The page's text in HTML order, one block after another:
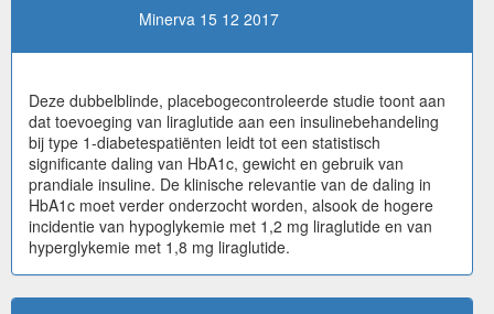
Minerva 15 12 2017
Deze dubbelblinde, placebogecontroleerde studie toont aan
dat toevoeging van liraglutide aan een insulinebehandeling
bij type 1-diabetespatiënten leidt tot een statistisch
significante daling van HbA1c, gewicht en gebruik van
prandiale insuline. De klinische relevantie van de daling in
HbA1c moet verder onderzocht worden, alsook de hogere
incidentie van hypoglykemie met 1,2 mg liraglutide en van
hyperglykemie met 1,8 mg liraglutide.